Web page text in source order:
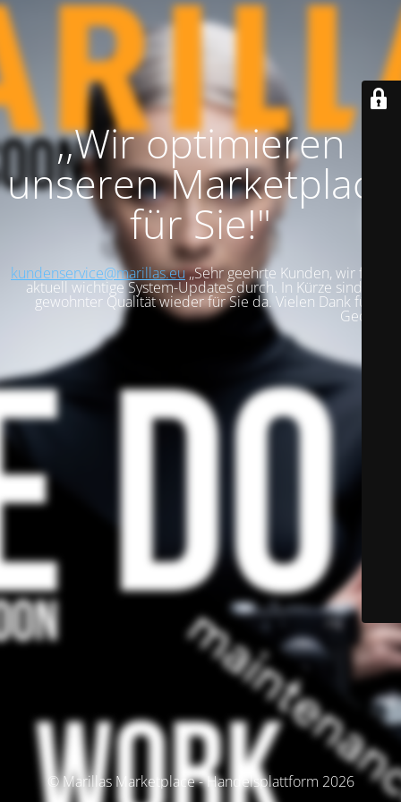
,,Wir optimieren
unseren Marketplace
für Sie!"
kundenservice@marillas.eu,,Sehr geehrte Kunden, wir führen
aktuell wichtige System-Updates durch. In Kürze sind wir in
gewohnter Qualität wieder für Sie da. Vielen Dank für Ihre
Geduld!".
© Marillas Marketplace - Handelsplattform 2026